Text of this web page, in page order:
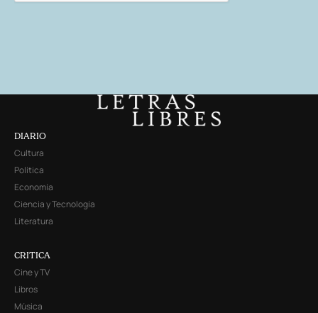
DIARIO
Cultura
Política
Economía
Ciencia y Tecnología
Literatura
CRITICA
Cine y TV
Libros
Música